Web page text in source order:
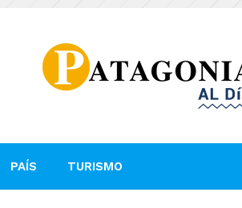
PAÍS TURISMO